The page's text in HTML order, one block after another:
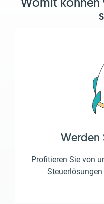
Werden
Profitieren Sie von